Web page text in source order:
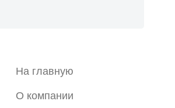
На главную
О компании